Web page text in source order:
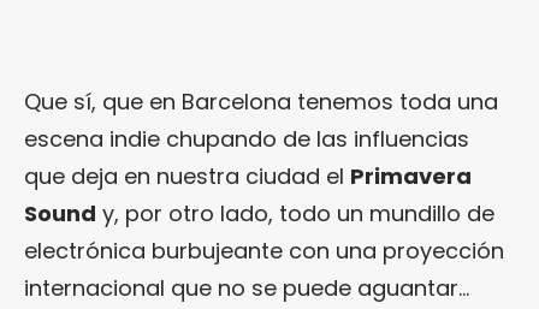
Que sí, que en Barcelona tenemos toda una
escena indie chupando de las influencias
que deja en nuestra ciudad el Primavera
Sound y, por otro lado, todo un mundillo de
electrónica burbujeante con una proyección
internacional que no se puede aguantar…